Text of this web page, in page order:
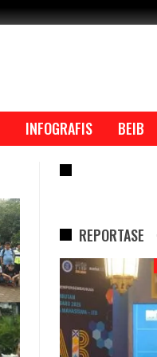
INFOGRAFIS BEIB
REPORTASE